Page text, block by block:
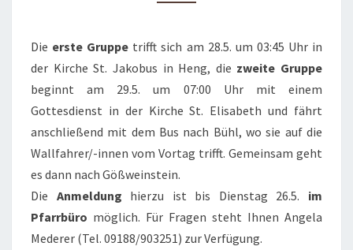
Die erste Gruppe trifft sich am 28.5. um 03:45 Uhr in
der Kirche St. Jakobus in Heng, die zweite Gruppe
beginnt am 29.5. um 07:00 Uhr mit einem
Gottesdienst in der Kirche St. Elisabeth und fährt
anschließend mit dem Bus nach Bühl, wo sie auf die
Wallfahrer/-innen vom Vortag trifft. Gemeinsam geht
es dann nach Gößweinstein.
Die Anmeldung hierzu ist bis Dienstag 26.5. im
Pfarrbüro möglich. Für Fragen steht Ihnen Angela
Mederer (Tel. 09188/903251) zur Verfügung.